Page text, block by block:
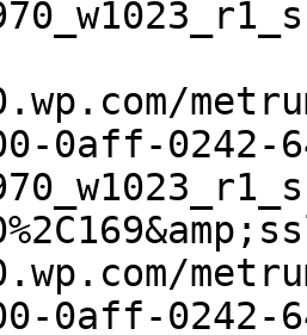
0aff-0242-
0aff-0242-